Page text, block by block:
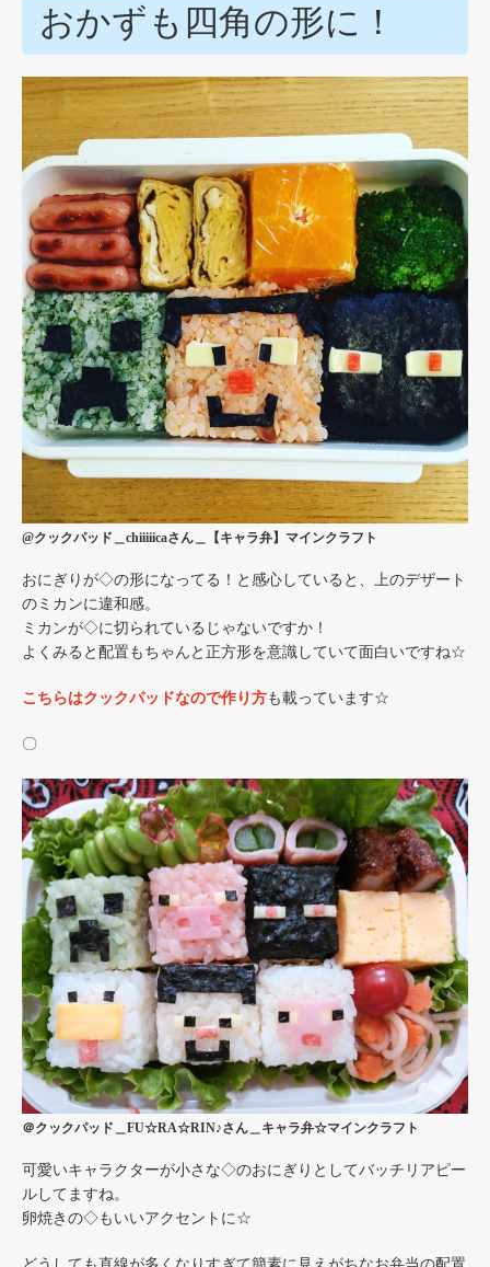
おかずも四角の形に！
@クックパッド＿chiiiiicaさん＿【キャラ弁】マインクラフト
おにぎりが◇の形になってる！と感心していると、上のデザート
のミカンに違和感。
ミカンが◇に切られているじゃないですか！
よくみると配置もちゃんと正方形を意識していて面白いですね☆
こちらはクックパッドなので作り方も載っています☆
〇
＠クックパッド＿FU☆RA☆RIN♪さん＿キャラ弁☆マインクラフト
可愛いキャラクターが小さな◇のおにぎりとしてバッチリアピー
ルしてますね。
卵焼きの◇もいいアクセントに☆